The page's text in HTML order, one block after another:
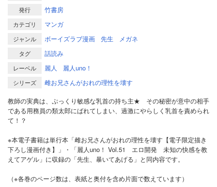
発行 竹書房
カテゴリ マンガ
ジャンル ボーイズラブ漫画 先生 メガネ
タグ 話読み
レーベル 麗人 麗人uno！
シリーズ
雌お兄さんがおれの理性を壊す
教師の実典は、ぷっくり敏感な乳首の持ち主★ その秘密が意中の相手
である用務員の類太郎にばれてしまい、過激にやらしく乳首を責められ
て！？
※本電子書籍は単行本「雌お兄さんがおれの理性を壊す【電子限定描き
下ろし漫画付き】」・「麗人uno！ Vol.51 エロ開発 未知の快感を教
えてアゲル」に収録の「先生、暴いてあげる」と同内容です。
（※各巻のページ数は、表紙と奥付を含め片面で数えています）